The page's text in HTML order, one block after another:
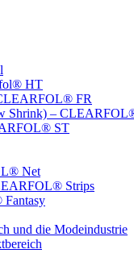
HT
FR
Shrink) –
ST
Net
Strips
und die Modeindustrie